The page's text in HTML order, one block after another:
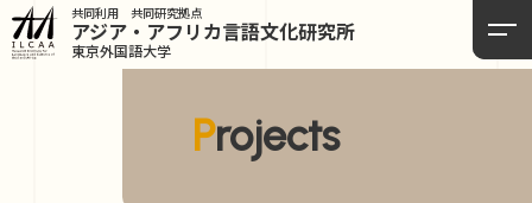
共同利用 共同研究拠点
アジア・アフリカ言語文化研究所
東京外国語大学
Projects